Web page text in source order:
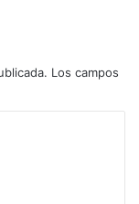
Los campos